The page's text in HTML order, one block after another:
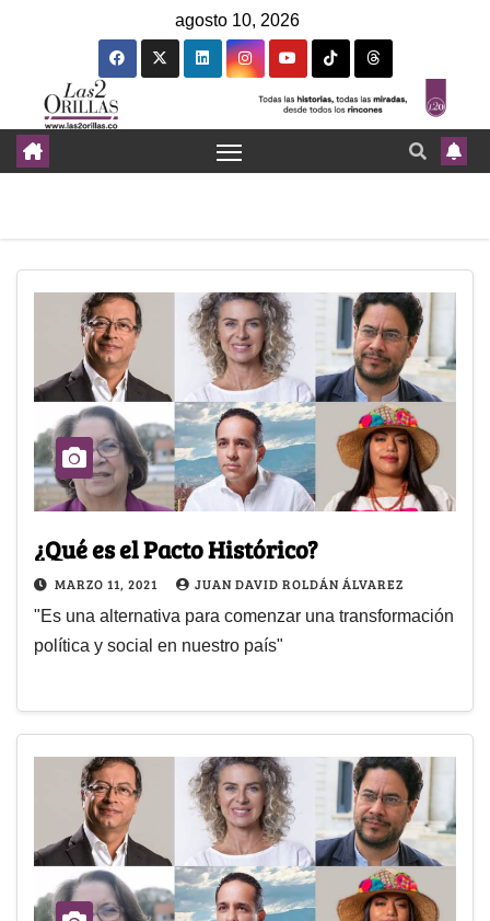
agosto 10, 2026
¿Qué es el Pacto Histórico?
MARZO 11, 2021 JUAN DAVID ROLDÁN ÁLVAREZ
"Es una alternativa para comenzar una transformación
política y social en nuestro país"